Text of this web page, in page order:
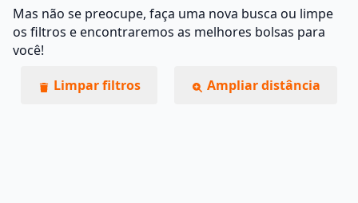
Mas não se preocupe, faça uma nova busca ou limpe
os filtros e encontraremos as melhores bolsas para
você!
Limpar filtros
Ampliar distância